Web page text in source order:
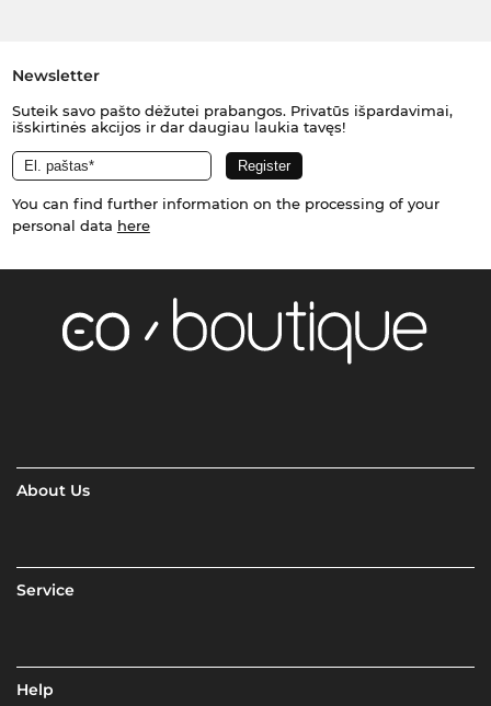
Newsletter
Suteik savo pašto dėžutei prabangos. Privatūs išpardavimai,
išskirtinės akcijos ir dar daugiau laukia tavęs!
You can find further information on the processing of your
personal data here
About Us
Service
Help